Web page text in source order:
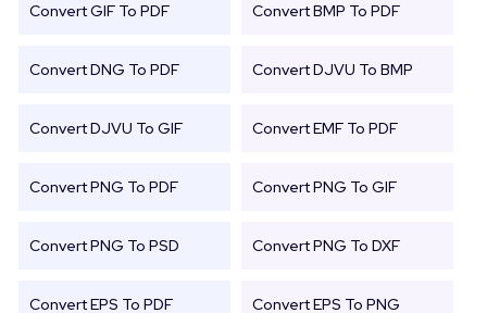
Convert GIF To PDF Convert BMP To PDF
Convert DNG To PDF Convert DJVU To BMP
Convert DJVU To GIF Convert EMF To PDF
Convert PNG To PDF Convert PNG To GIF
Convert PNG To PSD Convert PNG To DXF
Convert EPS To PDF Convert EPS To PNG